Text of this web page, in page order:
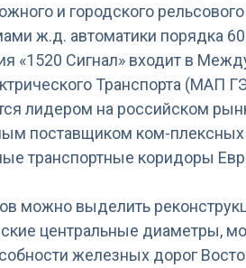
и городского
ж.д. автоматики порядка
«1520 Сигнал» входит в
Транспорта (МАП
лидером на российском
поставщиком ком-
транспортные коридоры
можно выделить
центральные диаметры,
железных дорог